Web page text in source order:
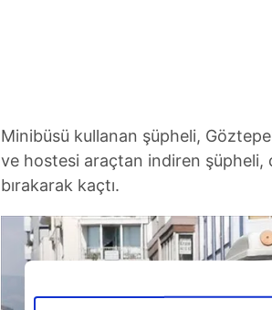
Minibüsü kullanan şüpheli,
ve hostesi araçtan indiren şüpheli,
bırakarak kaçtı.